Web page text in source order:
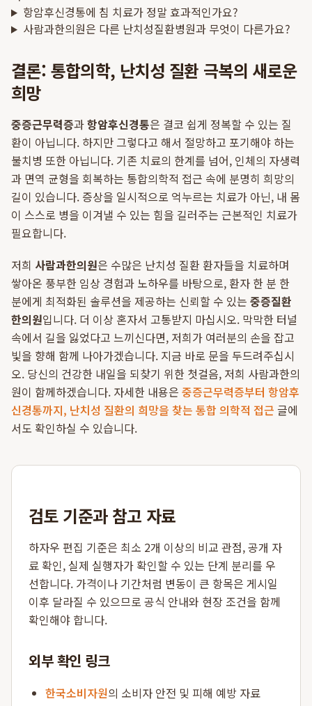
항암후신경통에 침 치료가 정말 효과적인가요?
사람과한의원은 다른 난치성질환병원과 무엇이 다른가요?
결론: 통합의학, 난치성 질환 극복의 새로운
희망
중증근무력증과항암후신경통은 결코 쉽게 정복할 수 있는 질
환이 아닙니다. 하지만 그렇다고 해서 절망하고 포기해야 하는
불치병 또한 아닙니다. 기존 치료의 한계를 넘어, 인체의 자생력
과 면역 균형을 회복하는 통합의학적 접근 속에 분명히 희망의
길이 있습니다. 증상을 일시적으로 억누르는 치료가 아닌, 내 몸
이 스스로 병을 이겨낼 수 있는 힘을 길러주는 근본적인 치료가
필요합니다.
저희 사람과한의원은 수많은 난치성 질환 환자들을 치료하며
쌓아온 풍부한 임상 경험과 노하우를 바탕으로, 환자 한 분 한
분에게 최적화된 솔루션을 제공하는 신뢰할 수 있는 중증질환
한의원입니다. 더 이상 혼자서 고통받지 마십시오. 막막한 터널
속에서 길을 잃었다고 느끼신다면, 저희가 여러분의 손을 잡고
빛을 향해 함께 나아가겠습니다. 지금 바로 문을 두드려주십시
오. 당신의 건강한 내일을 되찾기 위한 첫걸음, 저희 사람과한의
원이 함께하겠습니다. 자세한 내용은 중증근무력증부터 항암후
신경통까지, 난치성 질환의 희망을 찾는 통합 의학적 접근 글에
서도 확인하실 수 있습니다.
검토 기준과 참고 자료
하자우 편집 기준은 최소 2개 이상의 비교 관점, 공개 자
료 확인, 실제 실행자가 확인할 수 있는 단계 분리를 우
선합니다. 가격이나 기간처럼 변동이 큰 항목은 게시일
이후 달라질 수 있으므로 공식 안내와 현장 조건을 함께
확인해야 합니다.
외부 확인 링크
한국소비자원의 소비자 안전 및 피해 예방 자료